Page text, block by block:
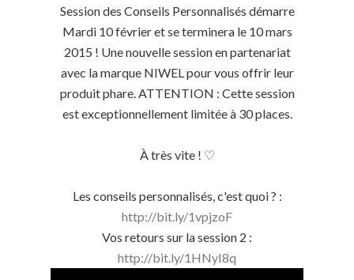
Session des Conseils Personnalisés démarre
Mardi 10 février et se terminera le 10 mars
2015 ! Une nouvelle session en partenariat
avec la marque NIWEL pour vous offrir leur
produit phare. ATTENTION : Cette session
est exceptionnellement limitée à 30 places.
À très vite ! ♡
Les conseils personnalisés, c'est quoi ? :
http://bit.ly/1vpjzoF
Vos retours sur la session 2 :
http://bit.ly/1HNyI8q